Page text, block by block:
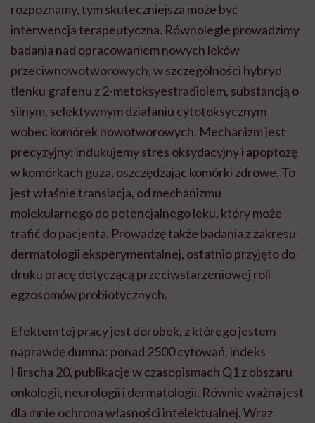
rozpoznamy, tym skuteczniejsza może być
interwencja terapeutyczna. Równolegle prowadzimy
badania nad opracowaniem nowych leków
przeciwnowotworowych, w szczególności hybryd
tlenku grafenu z 2-metoksyestradiolem, substancją o
silnym, selektywnym działaniu cytotoksycznym
wobec komórek nowotworowych. Mechanizm jest
precyzyjny: indukujemy stres oksydacyjny i apoptozę
w komórkach guza, oszczędzając komórki zdrowe. To
jest właśnie translacja, od mechanizmu
molekularnego do potencjalnego leku, który może
trafić do pacjenta. Prowadzę także badania z zakresu
dermatologii eksperymentalnej, ostatnio przyjęto do
druku pracę dotyczącą przeciwstarzeniowej roli
egzosomów probiotycznych.
Efektem tej pracy jest dorobek, z którego jestem
naprawdę dumna: ponad 2500 cytowań, indeks
Hirscha 20, publikacje w czasopismach Q1 z obszaru
onkologii, neurologii i dermatologii. Równie ważna jest
dla mnie ochrona własności intelektualnej. Wraz